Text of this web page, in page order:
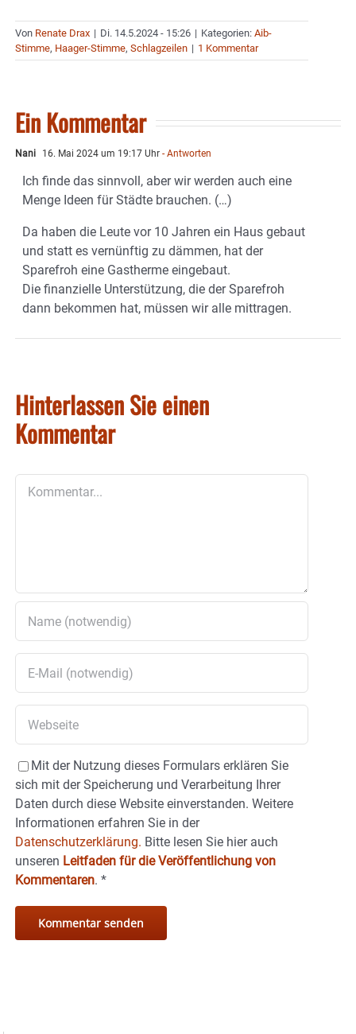
Von Renate Drax | Di. 14.5.2024 - 15:26 | Kategorien: Aib-
Stimme, Haager-Stimme, Schlagzeilen | 1 Kommentar
Ein Kommentar
Nani 16. Mai 2024 um 19:17 Uhr - Antworten
Ich finde das sinnvoll, aber wir werden auch eine
Menge Ideen für Städte brauchen. (…)
Da haben die Leute vor 10 Jahren ein Haus gebaut
und statt es vernünftig zu dämmen, hat der
Sparefroh eine Gastherme eingebaut.
Die finanzielle Unterstützung, die der Sparefroh
dann bekommen hat, müssen wir alle mittragen.
Hinterlassen Sie einen
Kommentar
Mit der Nutzung dieses Formulars erklären Sie
sich mit der Speicherung und Verarbeitung Ihrer
Daten durch diese Website einverstanden. Weitere
Informationen erfahren Sie in der
Datenschutzerklärung. Bitte lesen Sie hier auch
unseren Leitfaden für die Veröffentlichung von
Kommentaren. *